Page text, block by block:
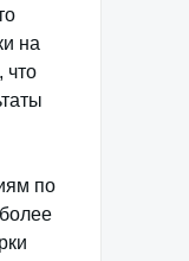
на
что
по